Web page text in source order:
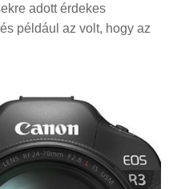
adott érdekes
például az volt, hogy az